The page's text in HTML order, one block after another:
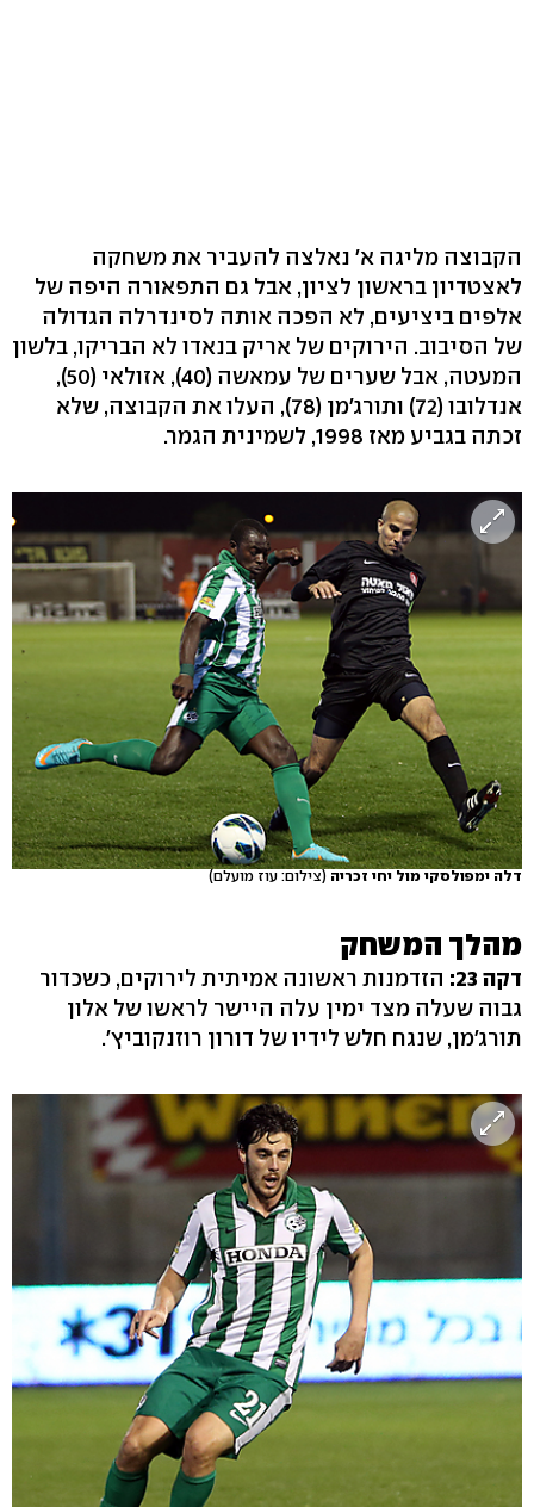
הקבוצה מליגה א' נאלצה להעביר את משחקה
לאצטדיון בראשון לציון, אבל גם התפאורה היפה של
אלפים ביציעים, לא הפכה אותה לסינדרלה הגדולה
של הסיבוב. הירוקים של אריק בנאדו לא הבריקו, בלשון
המעטה, אבל שערים של עמאשה (40), אזולאי (50),
אנדלובו (72) ותורג'מן (78), העלו את הקבוצה, שלא
זכתה בגביע מאז 1998, לשמינית הגמר.
דלה ימפולסקי מול יחי זכריה (צילום: עוז מועלם)
מהלך המשחק
דקה 23:
הזדמנות ראשונה אמיתית לירוקים, כשכדור
גבוה שעלה מצד ימין עלה היישר לראשו של אלון
תורג'מן, שנגח חלש לידיו של דורון רוזנקוביץ'.